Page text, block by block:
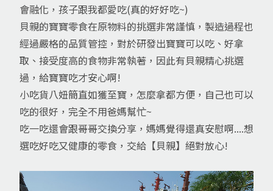
會融化，孩子跟我都愛吃(真的好好吃~)
貝親的寶寶零食在原物料的挑選非常謹慎，製造過程也
經過嚴格的品質管控，對於研發出寶寶可以吃、好拿
取、接受度高的食物非常執著，因此有貝親精心挑選
過，給寶寶吃才安心啊!
小吃貨八妞簡直如獲至寶，怎麼拿都方便，自己也可以
吃的很好，完全不用爸媽幫忙~
吃一吃還會跟哥哥交換分享，媽媽覺得還真安慰啊....想
選吃好吃又健康的零食，交給【貝親】絕對放心!